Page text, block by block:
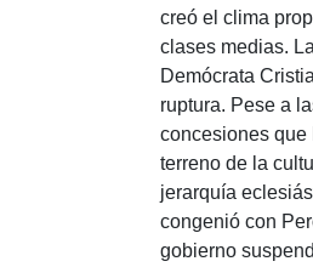
creó el clima
clases medias.
Demócrata
ruptura. Pese a
concesiones que
terreno de la
jerarquía
congenió con
gobierno